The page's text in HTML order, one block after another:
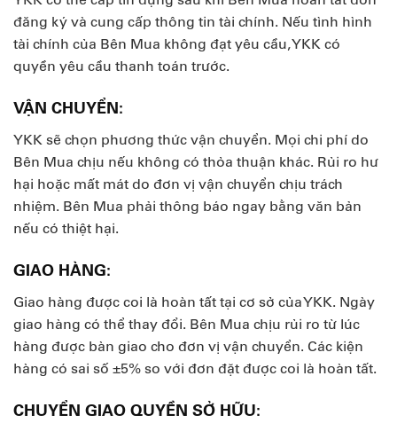
đăng ký và cung cấp thông tin tài chính. Nếu tình hình
tài chính của Bên Mua không đạt yêu cầu, YKK có
quyền yêu cầu thanh toán trước.
VẬN CHUYỂN:
YKK sẽ chọn phương thức vận chuyển. Mọi chi phí do
Bên Mua chịu nếu không có thỏa thuận khác. Rủi ro hư
hại hoặc mất mát do đơn vị vận chuyển chịu trách
nhiệm. Bên Mua phải thông báo ngay bằng văn bản
nếu có thiệt hại.
GIAO HÀNG:
Giao hàng được coi là hoàn tất tại cơ sở của YKK. Ngày
giao hàng có thể thay đổi. Bên Mua chịu rủi ro từ lúc
hàng được bàn giao cho đơn vị vận chuyển. Các kiện
hàng có sai số ±5% so với đơn đặt được coi là hoàn tất.
CHUYỂN GIAO QUYỀN SỞ HỮU: